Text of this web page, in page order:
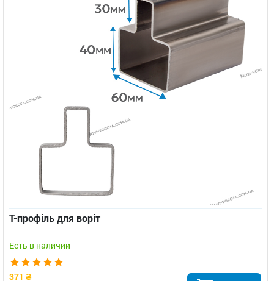
Т-профіль для воріт
Есть в наличии
371 ₴